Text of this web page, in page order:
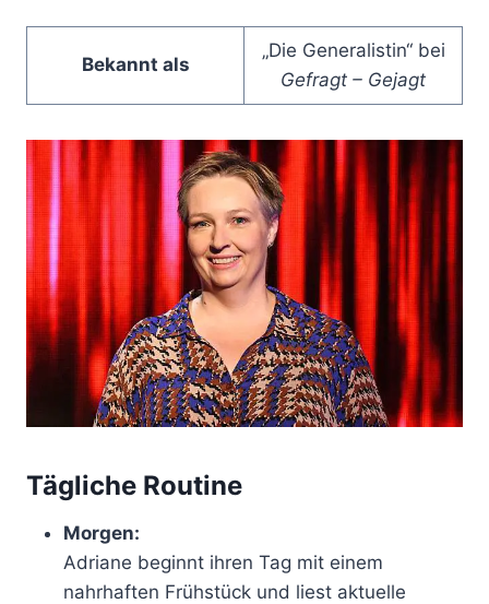
Bekannt als
„Die Generalistin“ bei
Gefragt – Gejagt
Tägliche Routine
Morgen:
Adriane beginnt ihren Tag mit einem
nahrhaften Frühstück und liest aktuelle